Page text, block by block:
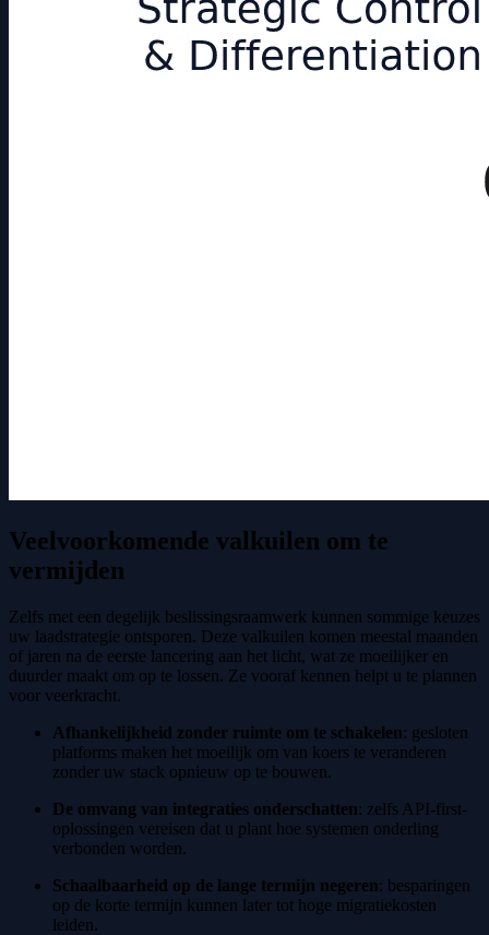
Veelvoorkomende valkuilen om te
vermijden
Zelfs met een degelijk beslissingsraamwerk kunnen sommige keuzes
uw laadstrategie ontsporen. Deze valkuilen komen meestal maanden
of jaren na de eerste lancering aan het licht, wat ze moeilijker en
duurder maakt om op te lossen. Ze vooraf kennen helpt u te plannen
voor veerkracht.
Afhankelijkheid zonder ruimte om te schakelen: gesloten
platforms maken het moeilijk om van koers te veranderen
zonder uw stack opnieuw op te bouwen.
De omvang van integraties onderschatten: zelfs API-first-
oplossingen vereisen dat u plant hoe systemen onderling
verbonden worden.
Schaalbaarheid op de lange termijn negeren: besparingen
op de korte termijn kunnen later tot hoge migratiekosten
leiden.